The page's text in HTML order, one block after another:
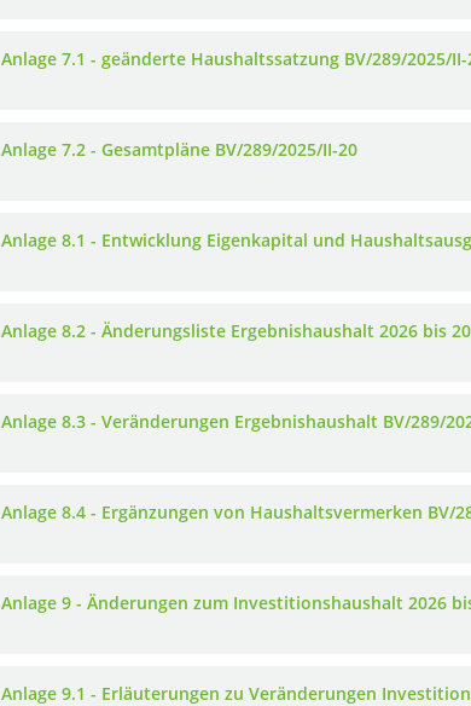
Anlage 7.1 - geänderte Haushaltssatzung BV/289/2025/II-
Anlage 7.2 - Gesamtpläne BV/289/2025/II-20
Anlage 8.1 - Entwicklung Eigenkapital und
Anlage 8.2 - Änderungsliste Ergebnishaushalt 2026 bis
Anlage 8.3 - Veränderungen Ergebnishaushalt BV/289/
Anlage 8.4 - Ergänzungen von Haushaltsvermerken BV/
Anlage 9 - Änderungen zum Investitionshaushalt 2026
Anlage 9.1 - Erläuterungen zu Veränderungen